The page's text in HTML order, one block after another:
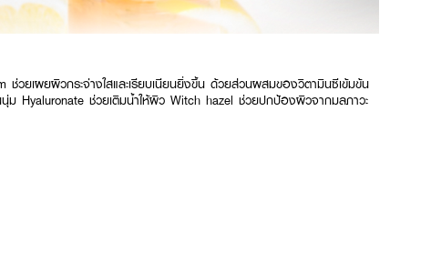
วยเผยผิวกระจ่างใสและเรียบเนียนยิ่งขึ้น ด้วยส่วนผสมของวิตามินซีเข้มข้น
Hyaluronate ช่วยเติมน้ำให้ผิว Witch hazel ช่วยปกป้องผิวจากมลภาวะ